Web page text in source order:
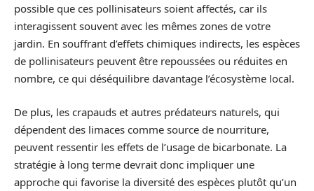
possible que ces pollinisateurs soient affectés, car ils
interagissent souvent avec les mêmes zones de votre
jardin. En souffrant d’effets chimiques indirects, les espèces
de pollinisateurs peuvent être repoussées ou réduites en
nombre, ce qui déséquilibre davantage l’écosystème local.
De plus, les crapauds et autres prédateurs naturels, qui
dépendent des limaces comme source de nourriture,
peuvent ressentir les effets de l’usage de bicarbonate. La
stratégie à long terme devrait donc impliquer une
approche qui favorise la diversité des espèces plutôt qu’un